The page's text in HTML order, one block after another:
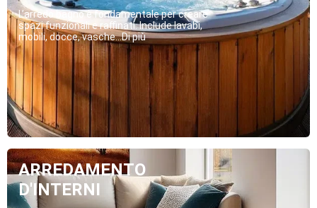
L’arredo bagno è fondamentale per creare
spazi funzionali e raffinati. Include lavabi,
mobili, docce, vasche...Di più
ARREDAMENTO
D'INTERNI